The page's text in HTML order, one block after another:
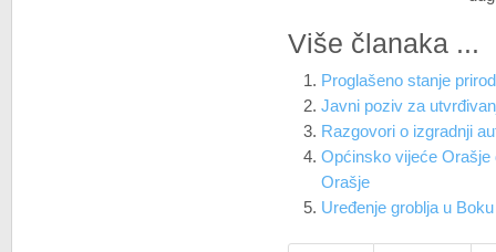
Više članaka ...
Proglašeno stanje
Javni poziv za
Razgovori o izgradnji
Općinsko vijeće Orašje
Orašje
Uređenje groblja u Boku